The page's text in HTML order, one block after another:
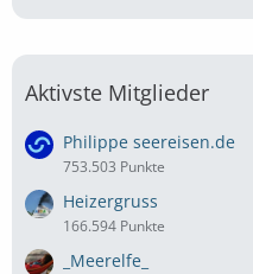
Aktivste Mitglieder
Philippe seereisen.de
753.503 Punkte
Heizergruss
166.594 Punkte
_Meerelfe_